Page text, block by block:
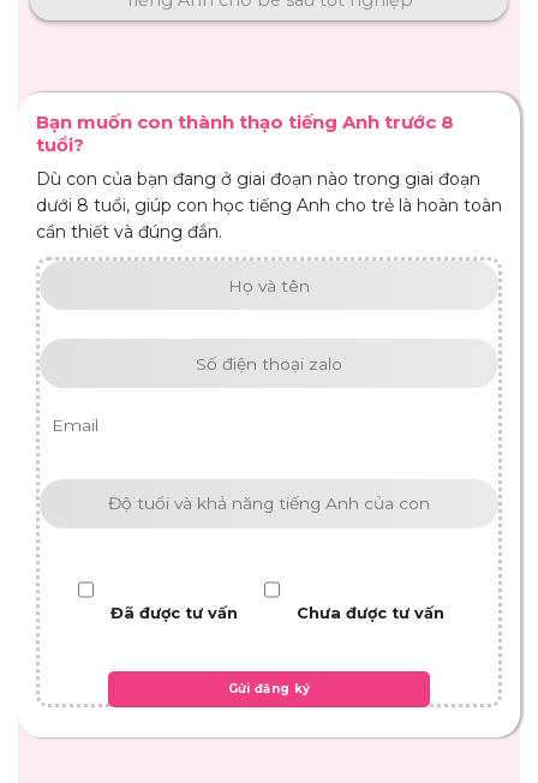
Bạn muốn con thành thạo tiếng Anh trước 8
tuổi?
Dù con của bạn đang ở giai đoạn nào trong giai đoạn
dưới 8 tuổi, giúp con học tiếng Anh cho trẻ là hoàn toàn
cần thiết và đúng đắn.
Đã được tư vấn Chưa được tư vấn